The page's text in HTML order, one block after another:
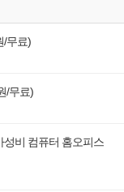
/무료)
/무료)
성비 컴퓨터 홈오피스